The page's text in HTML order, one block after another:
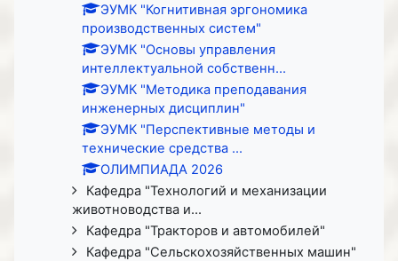
ЭУМК "Когнитивная эргономика
производственных систем"
ЭУМК "Основы управления
интеллектуальной собственн...
ЭУМК "Методика преподавания
инженерных дисциплин"
ЭУМК "Перспективные методы и
технические средства ...
ОЛИМПИАДА 2026
Кафедра "Технологий и механизации
животноводства и...
Кафедра "Тракторов и автомобилей"
Кафедра "Сельскохозяйственных машин"